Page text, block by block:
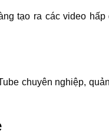
tạo ra các video hấp
chuyên nghiệp,